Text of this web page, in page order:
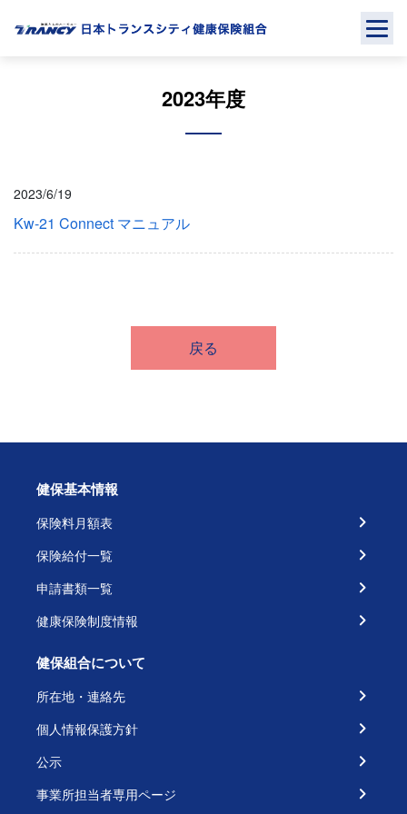
2023年度
2023/6/19
Kw-21 Connect マニュアル
戻る
健保基本情報
保険料月額表
保険給付一覧
申請書類一覧
健康保険制度情報
健保組合について
所在地・連絡先
個人情報保護方針
公示
事業所担当者専用ページ